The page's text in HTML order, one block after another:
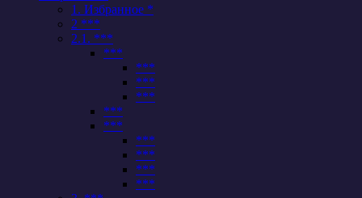
1. Избранное *
2 ***
2.1. ***
***
***
***
***
***
***
***
***
***
***